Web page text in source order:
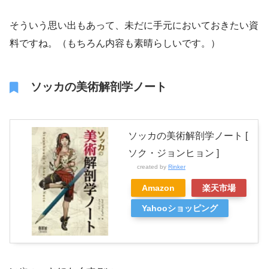
そういう思い出もあって、未だに手元においておきたい資
料ですね。（もちろん内容も素晴らしいです。）
ソッカの美術解剖学ノート
ソッカの美術解剖学ノート [
ソク・ジョンヒョン ]
created by Rinker
Amazon 楽天市場
Yahooショッピング